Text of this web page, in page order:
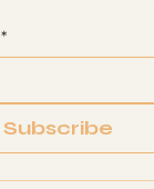
*
Subscribe